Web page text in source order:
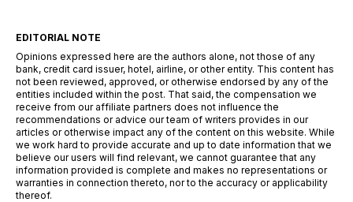
EDITORIAL NOTE
Opinions expressed here are the authors alone, not those of any
bank, credit card issuer, hotel, airline, or other entity. This content has
not been reviewed, approved, or otherwise endorsed by any of the
entities included within the post. That said, the compensation we
receive from our affiliate partners does not influence the
recommendations or advice our team of writers provides in our
articles or otherwise impact any of the content on this website. While
we work hard to provide accurate and up to date information that we
believe our users will find relevant, we cannot guarantee that any
information provided is complete and makes no representations or
warranties in connection thereto, nor to the accuracy or applicability
thereof.